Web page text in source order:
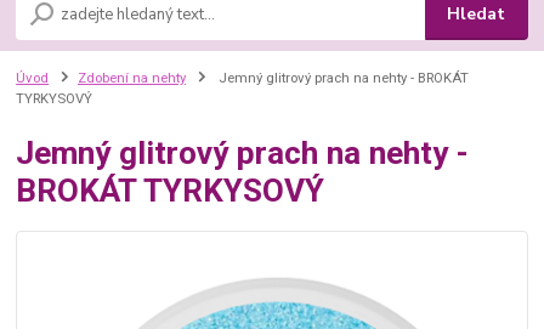
Hledat
Úvod Zdobení na nehty
Jemný glitrový prach na nehty - BROKÁT
TYRKYSOVÝ
Jemný glitrový prach na nehty -
BROKÁT TYRKYSOVÝ